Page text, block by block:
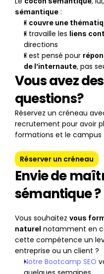
sémantique :
Il couvre une
Il travaille les liens
directions
Il est pensé pour
de l’internaute, pas
Vous avez
questions?
Réservez un créneau
recrutement pour avoir
formations et le campus
Réserver un créneau
Envie de
sémantique ?
Vous souhaitez vous
naturel notamment en
cette compétence un
entreprise ou un client ?
Notre Bootcamp SEO